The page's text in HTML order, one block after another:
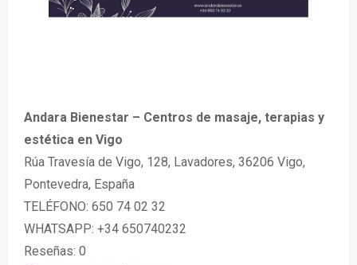
Andara Bienestar – Centros de masaje, terapias y
estética en Vigo
Rúa Travesía de Vigo, 128, Lavadores, 36206 Vigo,
Pontevedra, España
TELÉFONO: 650 74 02 32
WHATSAPP: +34 650740232
Reseñas: 0